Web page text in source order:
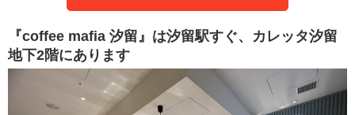
『coffee mafia 汐留』は汐留駅すぐ、カレッタ汐留
地下2階にあります